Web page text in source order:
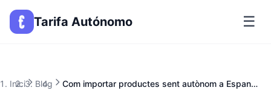
Tarifa Autónomo ☰
Inici Blog Com importar productes sent autònom a Espanya: tràmits i aranzels